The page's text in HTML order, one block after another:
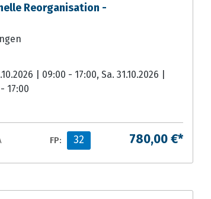
Reorganisation -
| 09:00 - 17:00, Sa. 31.10.2026 |
17:00
FP: 32 780,00 €*